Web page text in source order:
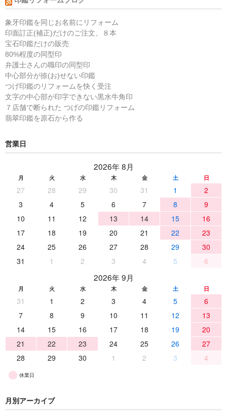
象牙印鑑を同じお名前にリフォーム
印面訂正(補正)だけのご注文、８本
宝石印鑑だけの販売
80%程度の同型印
弁護士さんの職印の同型印
中心部分が捺(お)せない印鑑
つげ印鑑のリフォームを快く受注
文字の中心部が印字できない黒水牛角印
７店舗で断られた つげの印鑑リフォーム
翡翠印鑑を原石から作る
営業日
2026年 8月
月 火 水 木 金 土 日
27 28 29 30 31 1
2
3
4 5 6 7 8
9
10
11 12 13 14 15
16
17
18 19 20 21 22
23
24
25 26 27 28 29
30
31
1 2 3 4 5 6
2026年 9月
月 火 水 木 金 土 日
31 1 2 3 4 5
6
7
8 9 10 11 12
13
14
15 16 17 18 19
20
21
22 23 24 25 26
27
28
29 30 1 2 3 4
休業日
月別アーカイブ